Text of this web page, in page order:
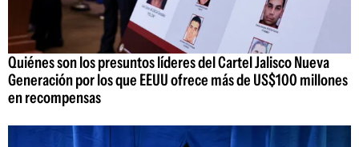
Quiénes son los presuntos líderes del Cartel Jalisco Nueva
Generación por los que EEUU ofrece más de US$100 millones
en recompensas